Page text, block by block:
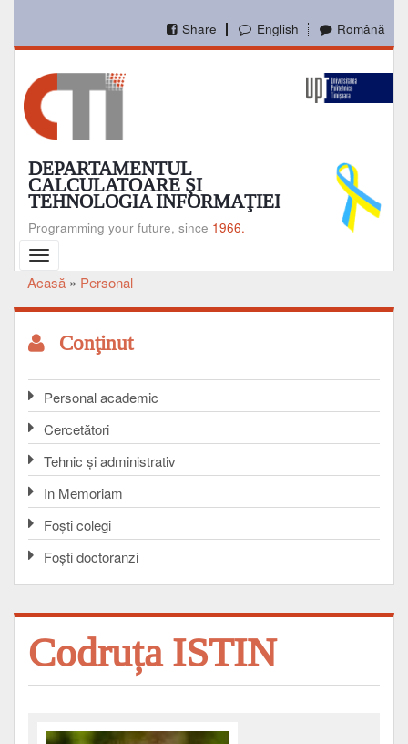
conţinutul
English Română
Share
DEPARTAMENTUL
CALCULATOARE ŞI
TEHNOLOGIA INFORMAŢIEI
Programming your future, since 1966.
Toggle
navigation
Breadcrumb
Acasă Personal
Conţinut
Personal academic
Cercetători
Tehnic și administrativ
In Memoriam
Foşti colegi
Foşti doctoranzi
Codruța ISTIN